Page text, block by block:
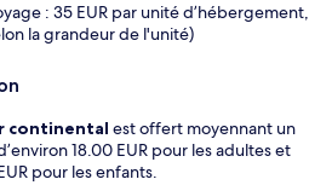
: 35 EUR par unité d’hébergement,
la grandeur de l'unité)
continental est offert moyennant un
18.00 EUR pour les adultes et
pour les enfants.